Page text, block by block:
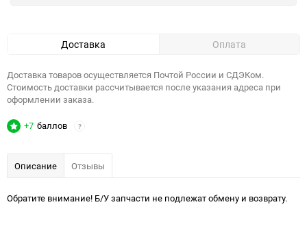
Доставка Оплата
Доставка товаров осуществляется Почтой России и СДЭКом.
Стоимость доставки рассчитывается после указания адреса при
оформлении заказа.
+7 баллов ?
Описание Отзывы
Обратите внимание! Б/У запчасти не подлежат обмену и возврату.